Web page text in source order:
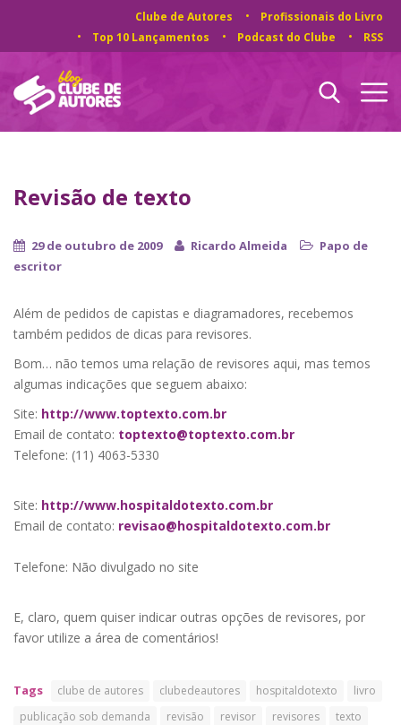
Clube de Autores
Profissionais do Livro
Top 10 Lançamentos
Podcast do Clube RSS
Revisão de texto
29 de outubro de 2009 Ricardo Almeida
Papo de
escritor
Além de pedidos de capistas e diagramadores, recebemos
também pedidos de dicas para revisores.
Bom… não temos uma relação de revisores aqui, mas temos
algumas indicações que seguem abaixo:
Site: http://www.toptexto.com.br
Email de contato: toptexto@toptexto.com.br
Telefone: (11) 4063-5330
Site: http://www.hospitaldotexto.com.br
Email de contato: revisao@hospitaldotexto.com.br
Telefone: Não divulgado no site
E, claro, quem quiser indicar outras opções de revisores, por
favor utilize a área de comentários!
Tags clube de autores clubedeautores hospitaldotexto
livro
publicação sob demanda
revisão revisor revisores
texto